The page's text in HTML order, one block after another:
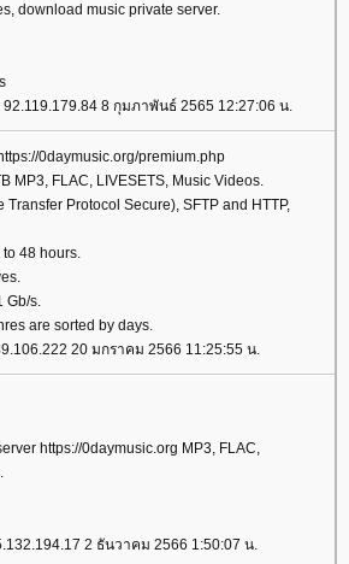
download music private server.
8 กุมภาพันธ์ 2565 12:27:06 น.
0daymusic.org/premium.php
MP3, FLAC, LIVESETS, Music Videos.
Transfer Protocol Secure), SFTP and HTTP,
48 hours.
Gb/s.
are sorted by days.
20 มกราคม 2566 11:25:55 น.
https://0daymusic.org MP3, FLAC,
2 ธันวาคม 2566 1:50:07 น.